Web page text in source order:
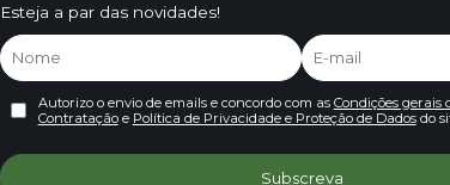
Esteja a par das novidades!
Autorizo o envio de emails e concordo com as Condições gerais
Contrataçãoe Política de Privacidade e Proteção de Dadosdo